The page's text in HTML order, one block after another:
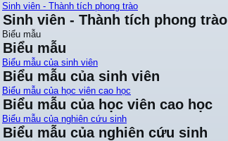
Sinh viên - Thành tích phong trào
Sinh viên - Thành tích phong trào
Biểu mẫu
Biểu mẫu
Biểu mẫu của sinh viên
Biểu mẫu của sinh viên
Biểu mẫu của học viên cao học
Biểu mẫu của học viên cao học
Biểu mẫu của nghiên cứu sinh
Biểu mẫu của nghiên cứu sinh